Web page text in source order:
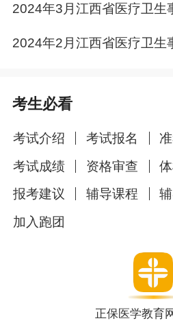
内容直接点击招聘公告查看
更多医疗招聘
关注！
考生必看
考试介绍 考试报名
考试成绩
资格审查
报考建议
辅导课程
加入跑团
正保医学教育